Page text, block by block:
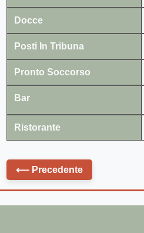
Docce
Posti In Tribuna
Pronto Soccorso
Bar
Ristorante
⟵ Precedente